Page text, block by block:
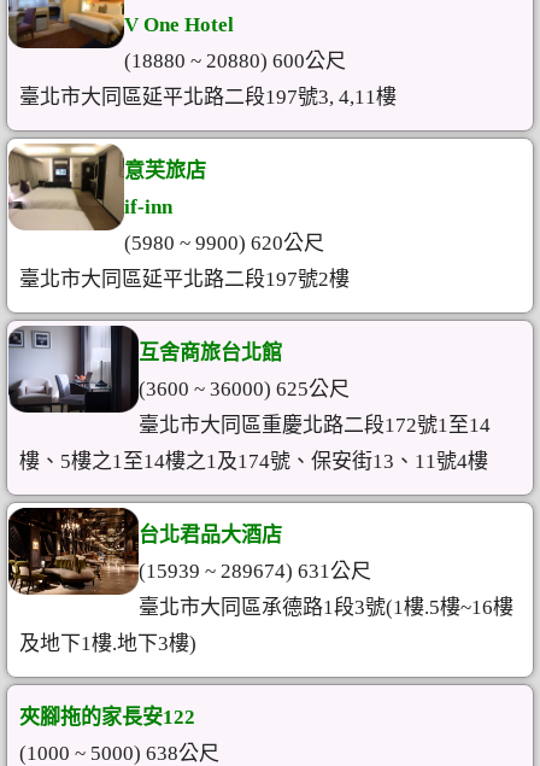
V One Hotel
(18880 ~ 20880) 600公尺
臺北市大同區延平北路二段197號3, 4,11樓
意芙旅店
if-inn
(5980 ~ 9900) 620公尺
臺北市大同區延平北路二段197號2樓
互舍商旅台北館
(3600 ~ 36000) 625公尺
臺北市大同區重慶北路二段172號1至14
樓、5樓之1至14樓之1及174號、保安街13、11號4樓
台北君品大酒店
(15939 ~ 289674) 631公尺
臺北市大同區承德路1段3號(1樓.5樓~16樓
及地下1樓.地下3樓)
夾腳拖的家長安122
(1000 ~ 5000) 638公尺